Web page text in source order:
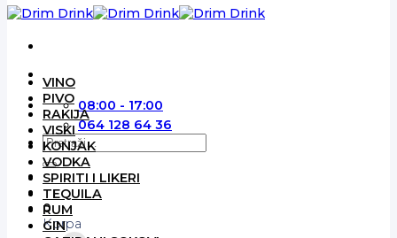
08:00 - 17:00
064 128 64 36
Pretraga
za:
0
Korpa
VINO
PIVO
RAKIJA
VISKI
KONJAK
VODKA
SPIRITI I LIKERI
TEQUILA
RUM
GIN